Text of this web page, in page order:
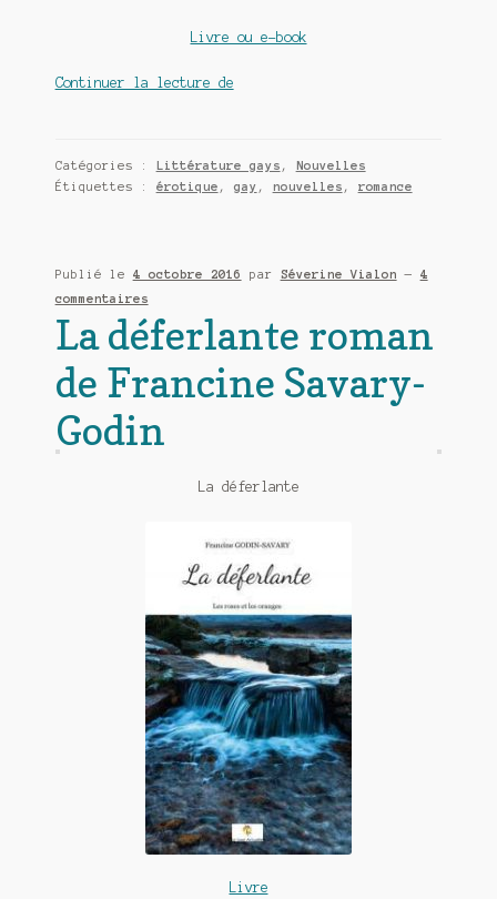
Livre ou e-book
Continuer la lecture deLe
Catégories : Littérature gays , Nouvelles
Étiquettes : érotique , gay , nouvelles , romance
Publié le 4 octobre 2016 par Séverine Vialon — 4
commentaires
La déferlante roman
de Francine Savary-
Godin
La déferlante
Livre